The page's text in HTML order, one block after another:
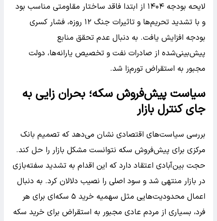
لایحه بودجه ۱۴۰۴ از ابتدا فاقد ساختار مقاومتی مناسب بود
و با تشدید تحریم‌ها و تاثیرات جنگ ۱۲ روزه، فشار کسری
بودجه افزایش یافت. به دنبال عدم تحقق منابع
پیش‌بینی‌شده از صادرات نفت و تخصیص یارانه‌ها، دولت
مجبور به استقراض تورم‌زا شد.
سیاست پیش‌فروش سکه؛ بحران زایی به
جای کنترل بازار
بررسی سیاست‌های اقتصادی نشان می‌دهد که تصمیم بانک
مرکزی برای پیش‌فروش سکه نتوانست مشکل بازار را حل کند.
حجت بین‌آبادی اعتقاد دارد که این اقدام به تشدید سفته‌بازی
در بازار منتهی شد و سود اصلی را نصیب دلالان کرد. به دنبال
اعمال محدودیت‌هایی مثل سهمیه خرید ۵ سکه‌ای برای هر
فرد، بسیاری از مردم عادی مجبور به استقراض برای خرید سکه